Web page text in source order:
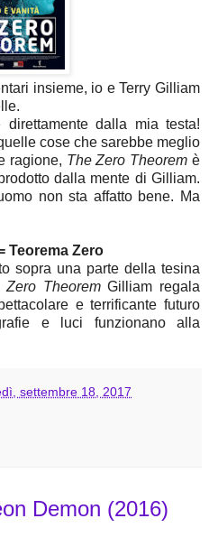
insieme, io e Terry Gilliam
direttamente dalla mia testa!
cose che sarebbe meglio
ragione, The Zero Theorem è
dalla mente di Gilliam.
non sta affatto bene. Ma
Teorema Zero
sopra una parte della tesina
Zero TheoremGilliam regala
e terrificante futuro
e luci funzionano alla
settembre 18, 2017
Demon (2016)